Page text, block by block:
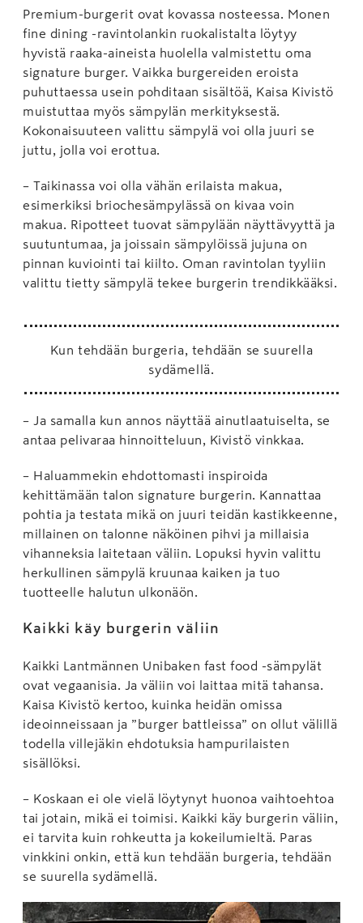
Premium-burgerit ovat kovassa nosteessa. Monen
fine dining -ravintolankin ruokalistalta löytyy
hyvistä raaka-aineista huolella valmistettu oma
signature burger. Vaikka burgereiden eroista
puhuttaessa usein pohditaan sisältöä, Kaisa Kivistö
muistuttaa myös sämpylän merkityksestä.
Kokonaisuuteen valittu sämpylä voi olla juuri se
juttu, jolla voi erottua.
– Taikinassa voi olla vähän erilaista makua,
esimerkiksi briochesämpylässä on kivaa voin
makua. Ripotteet tuovat sämpylään näyttävyyttä ja
suutuntumaa, ja joissain sämpylöissä jujuna on
pinnan kuviointi tai kiilto. Oman ravintolan tyyliin
valittu tietty sämpylä tekee burgerin trendikkääksi.
Kun tehdään burgeria, tehdään se suurella
sydämellä.
– Ja samalla kun annos näyttää ainutlaatuiselta, se
antaa pelivaraa hinnoitteluun, Kivistö vinkkaa.
– Haluammekin ehdottomasti inspiroida
kehittämään talon signature burgerin. Kannattaa
pohtia ja testata mikä on juuri teidän kastikkeenne,
millainen on talonne näköinen pihvi ja millaisia
vihanneksia laitetaan väliin. Lopuksi hyvin valittu
herkullinen sämpylä kruunaa kaiken ja tuo
tuotteelle halutun ulkonäön.
Kaikki käy burgerin väliin
Kaikki Lantmännen Unibaken fast food -sämpylät
ovat vegaanisia. Ja väliin voi laittaa mitä tahansa.
Kaisa Kivistö kertoo, kuinka heidän omissa
ideoinneissaan ja ”burger battleissa” on ollut välillä
todella villejäkin ehdotuksia hampurilaisten
sisällöksi.
– Koskaan ei ole vielä löytynyt huonoa vaihtoehtoa
tai jotain, mikä ei toimisi. Kaikki käy burgerin väliin,
ei tarvita kuin rohkeutta ja kokeilumieltä. Paras
vinkkini onkin, että kun tehdään burgeria, tehdään
se suurella sydämellä.